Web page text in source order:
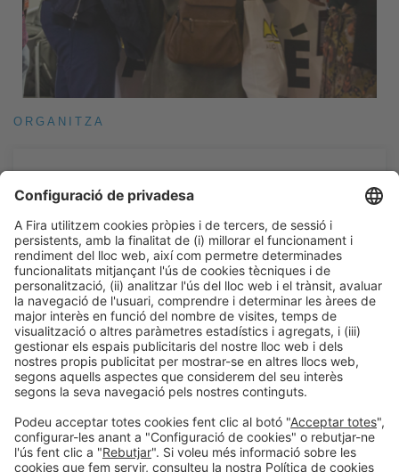
ORGANITZA
Informació generalAvís legalPolítica de privacitat
Política de cookies